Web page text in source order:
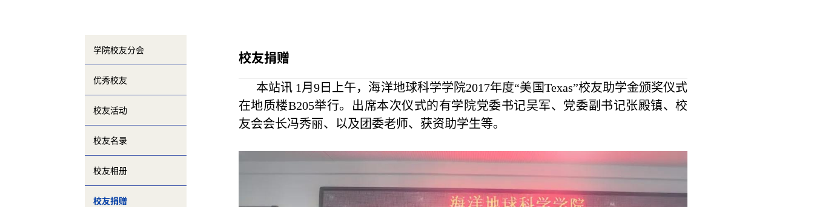
学院校友分会
优秀校友
校友活动
校友名录
校友相册
校友捐赠
校友捐赠
本站讯 1月9日上午，海洋地球科学学院2017年度“美国Texas”校友助学金颁奖仪式
在地质楼B205举行。出席本次仪式的有学院党委书记吴军、党委副书记张殿镇、校
友会会长冯秀丽、以及团委老师、 获资助学生等。